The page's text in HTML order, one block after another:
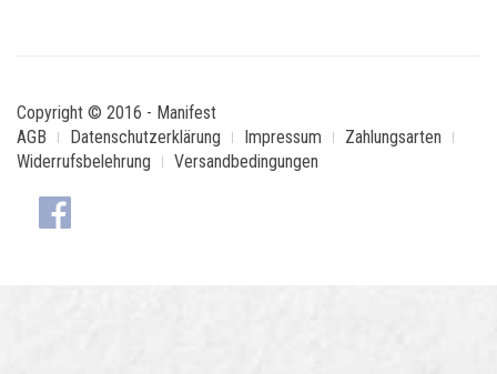
Copyright © 2016 - Manifest
AGB
Datenschutzerklärung Impressum
Zahlungsarten
Widerrufsbelehrung
Versandbedingungen